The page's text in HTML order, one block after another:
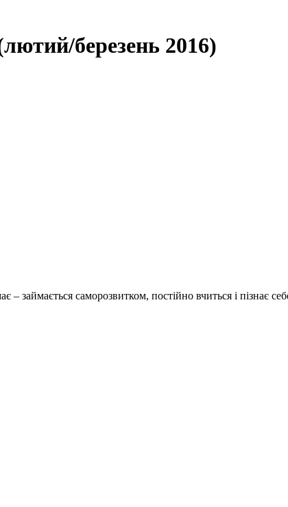
березень 2016)
саморозвитком, постійно вчиться і пізнає